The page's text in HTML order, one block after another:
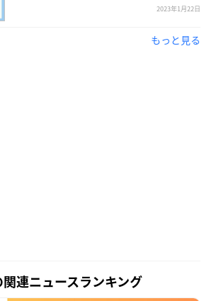
2023年1月22日
もっと見る
連ニュースランキング